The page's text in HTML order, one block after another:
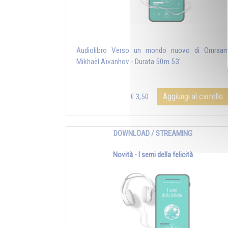
Audiolibro Verso un mondo nuovo di Omraam
Mikhaël Aïvanhov - Durata 50m 53'
€ 3,50 Aggiungi al carrello
DOWNLOAD / STREAMING
Novità - I semi della felicità